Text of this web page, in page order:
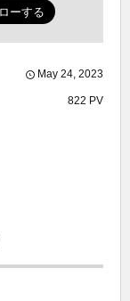
May 24, 2023
822 PV